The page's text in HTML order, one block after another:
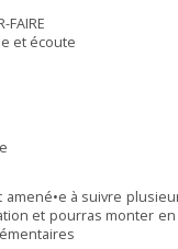
FAIRE
et écoute
à suivre
et pourras monter en